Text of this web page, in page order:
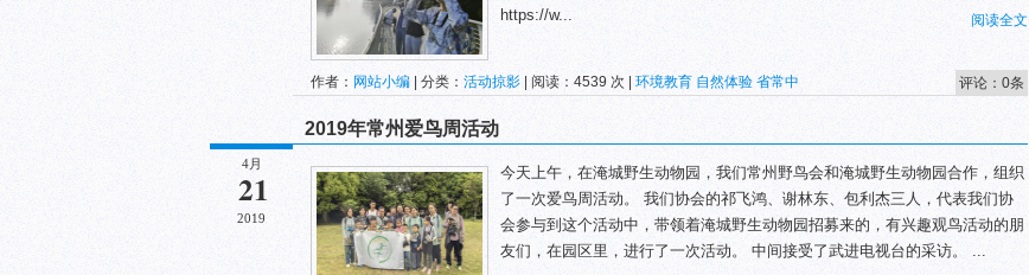
https://w...
阅读全文
作者： 网站小编 | 分类： 活动掠影 | 阅读：4539 次 | 环境教育 自然体验 省常中 评论：0条
4月
21
2019
2019年常州爱鸟周活动
今天上午，在淹城野生动物园，我们常州野鸟会和淹城野生动物园合作，组织
了一次爱鸟周活动。 我们协会的祁飞鸿、谢林东、包利杰三人，代表我们协
会参与到这个活动中，带领着淹城野生动物园招募来的，有兴趣观鸟活动的朋
友们，在园区里，进行了一次活动。 中间接受了武进电视台的采访。 ...